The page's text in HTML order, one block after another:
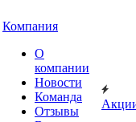
Компания
О
компании
Новости
Команда
Отзывы